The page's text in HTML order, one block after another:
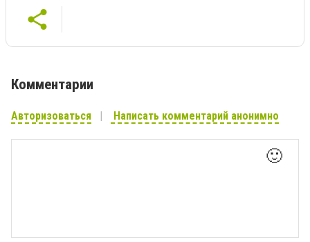
Комментарии
Авторизоваться Написать комментарий анонимно
🙂